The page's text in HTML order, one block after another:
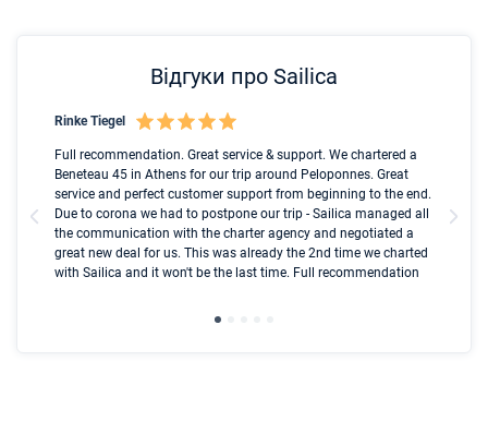
Відгуки про Sailica
Rinke Tiegel
Full recommendation. Great service & support. We chartered a
Beneteau 45 in Athens for our trip around Peloponnes. Great
service and perfect customer support from beginning to the end.
Due to corona we had to postpone our trip - Sailica managed all
the communication with the charter agency and negotiated a
great new deal for us. This was already the 2nd time we charted
with Sailica and it won't be the last time. Full recommendation